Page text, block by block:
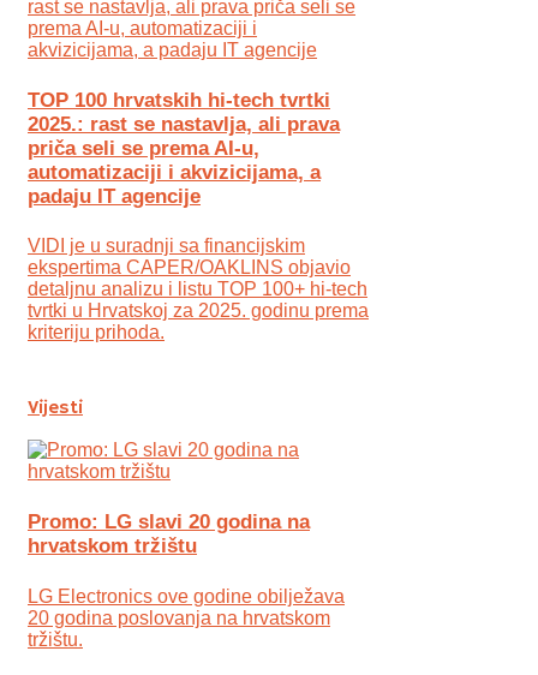
TOP 100 hrvatskih hi-tech tvrtki
2025.: rast se nastavlja, ali prava
priča seli se prema AI-u,
automatizaciji i akvizicijama, a
padaju IT agencije
VIDI je u suradnji sa financijskim
ekspertima CAPER/OAKLINS objavio
detaljnu analizu i listu TOP 100+ hi-tech
tvrtki u Hrvatskoj za 2025. godinu prema
kriteriju prihoda.
Vijesti
Promo: LG slavi 20 godina na
hrvatskom tržištu
LG Electronics ove godine obilježava
20 godina poslovanja na hrvatskom
tržištu.